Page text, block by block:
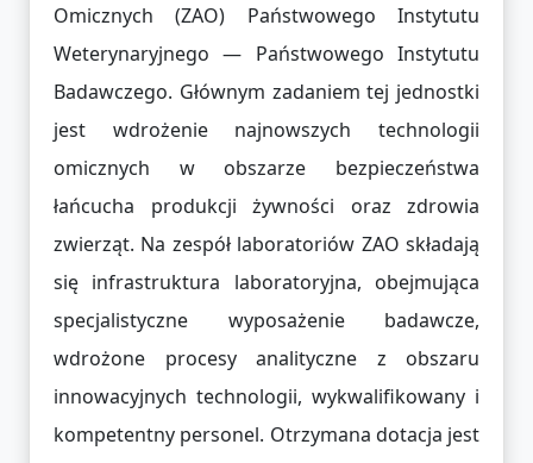
Omicznych (ZAO) Państwowego Instytutu
Weterynaryjnego — Państwowego Instytutu
Badawczego. Głównym zadaniem tej jednostki
jest wdrożenie najnowszych technologii
omicznych w obszarze bezpieczeństwa
łańcucha produkcji żywności oraz zdrowia
zwierząt. Na zespół laboratoriów ZAO składają
się infrastruktura laboratoryjna, obejmująca
specjalistyczne wyposażenie badawcze,
wdrożone procesy analityczne z obszaru
innowacyjnych technologii, wykwalifikowany i
kompetentny personel. Otrzymana dotacja jest